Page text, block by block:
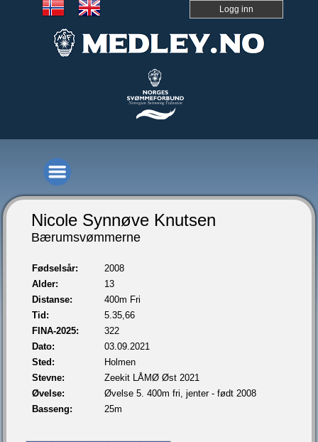
Logg inn
Nicole Synnøve Knutsen
Bærumsvømmerne
Fødselsår:
2008
Alder:
13
Distanse:
400m Fri
Tid:
5.35,66
FINA-2025:
322
Dato:
03.09.2021
Sted:
Holmen
Stevne:
Zeekit LÅMØ Øst 2021
Øvelse:
Øvelse 5. 400m fri, jenter - født 2008
Basseng:
25m